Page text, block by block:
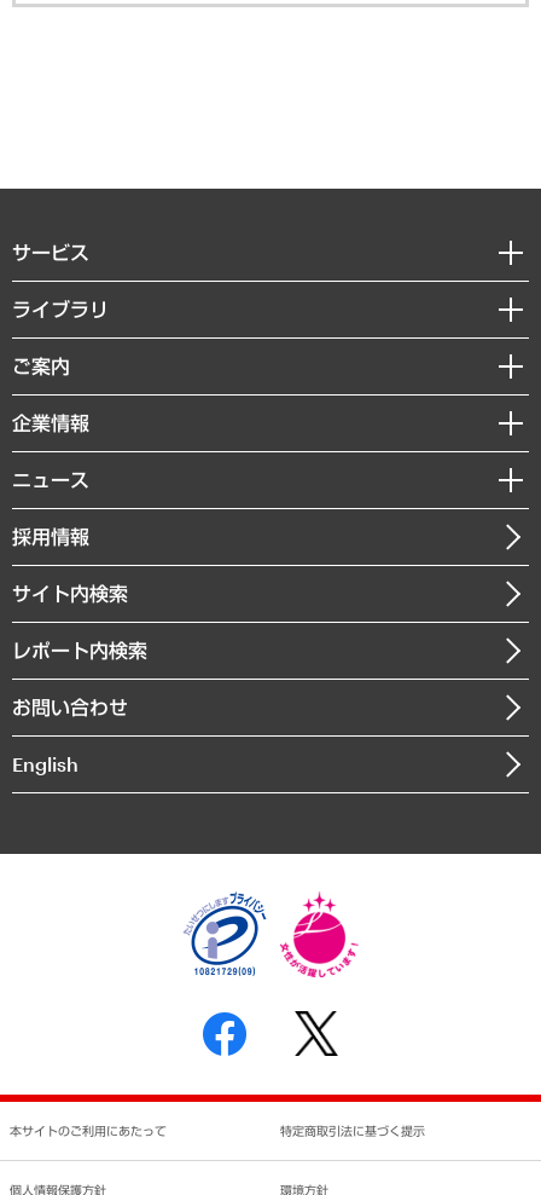
サービス
経営戦略
組織・人事戦略
デジタルイノベーション
共生・ダイバーシティ
GRC（ガバナンス・リスク・コンプライアンス）・防災（政策）
経済・産業・雇用・労働
まちづくり・観光・交通・スポーツ・スマートシティ
自然資源・農林水産業・食料システム
ライブラリ
経済調査
レポート
コラム
経営用語集
受託・受注実績（官公庁関連）
メディア掲載・出演
ご案内
セミナー・イベント情報
MUFGビジネスセミナー
受託案件情報
企業情報
私たちの想い
社長メッセージ
会社概要
沿革
組織図・本部部室紹介
インドネシア現地法人
個人情報保護方針
反社会的勢力に対する基本方針
書面による個人情報の開示等の請求の手続きについて
ニュース
ニュースリリース
お知らせ
採用情報
サイト内検索
レポート内検索
お問い合わせ
English
本サイトのご利用にあたって 特定商取引法に基づく提示
個人情報保護方針 環境方針